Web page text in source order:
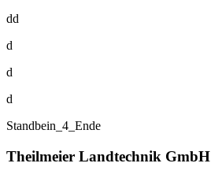
dd
d
d
d
Standbein_4_Ende
Theilmeier Landtechnik GmbH